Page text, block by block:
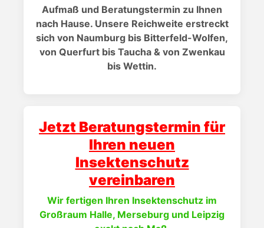
Aufmaß und Beratungstermin zu Ihnen
nach Hause. Unsere Reichweite erstreckt
sich von Naumburg bis Bitterfeld-Wolfen,
von Querfurt bis Taucha & von Zwenkau
bis Wettin.
Jetzt Beratungstermin für
Ihren neuen
Insektenschutz
vereinbaren
Wir fertigen Ihren Insektenschutz im
Großraum Halle, Merseburg und Leipzig